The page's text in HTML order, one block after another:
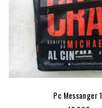
Pc Messanger 1